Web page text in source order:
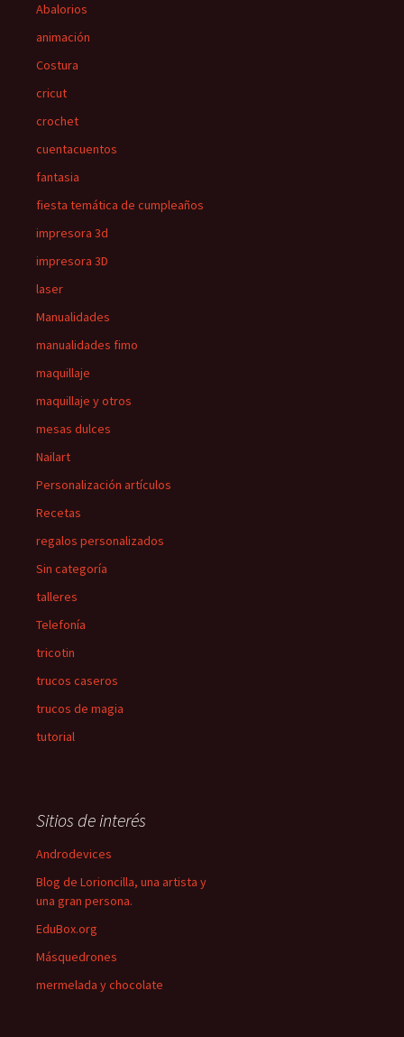
Abalorios
animación
Costura
cricut
crochet
cuentacuentos
fantasia
fiesta temática de cumpleaños
impresora 3d
impresora 3D
laser
Manualidades
manualidades fimo
maquillaje
maquillaje y otros
mesas dulces
Nailart
Personalización artículos
Recetas
regalos personalizados
Sin categoría
talleres
Telefonía
tricotin
trucos caseros
trucos de magia
tutorial
Sitios de interés
Androdevices
Blog de Lorioncilla, una artista y
una gran persona.
EduBox.org
Másquedrones
mermelada y chocolate